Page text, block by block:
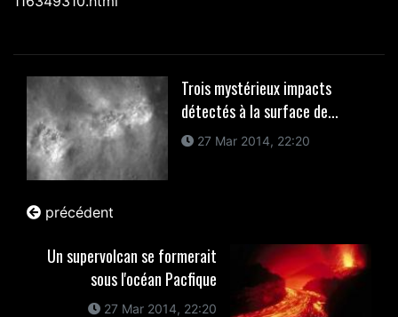
Trois mystérieux impacts
détectés à la surface de...
27 Mar 2014, 22:20
précédent
Un supervolcan se formerait
sous l'océan Pacfique
27 Mar 2014, 22:20